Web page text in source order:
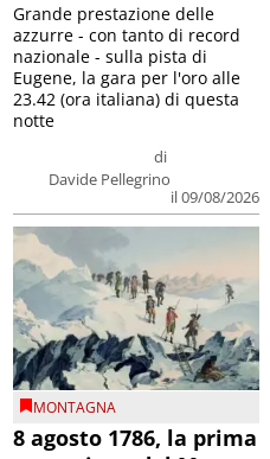
di
Davide Pellegrino
il 09/08/2026
Grande prestazione delle
azzurre - con tanto di record
nazionale - sulla pista di
Eugene, la gara per l'oro alle
23.42 (ora italiana) di questa
notte
MONTAGNA
8 agosto 1786, la prima